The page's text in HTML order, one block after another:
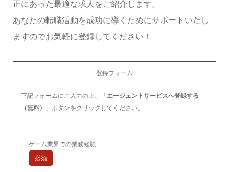
正にあった最適な求人をご紹介します。
あなたの転職活動を成功に導くためにサポートいたし
ますのでお気軽に登録してください！
登録フォーム
下記フォームにご入力の上、「エージェントサービスへ登録する
（無料）
」ボタンをクリックしてください。
ゲーム業界での業務経験
必須